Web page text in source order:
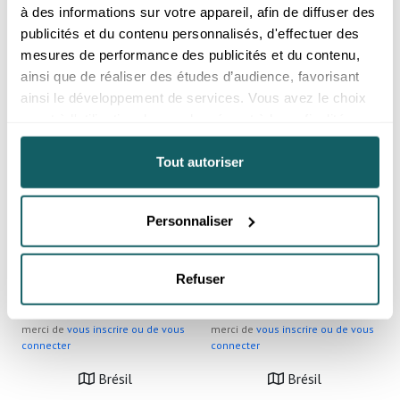
à des informations sur votre appareil, afin de diffuser des
publicités et du contenu personnalisés, d'effectuer des
mesures de performance des publicités et du contenu,
ainsi que de réaliser des études d’audience, favorisant
ainsi le développement de services. Vous avez le choix
Vous pouvez modifier ou retirer votre consentement à
tout moment en consultant la Déclaration relative aux
cookies ou en cliquant sur l'icône de confidentialité.
Si vous le permettez, nous aimerions également :
Collecter des informations sur votre localisation
géographique qui peuvent être précises à plusieurs
pour en relever les caractéristiques spécifiques
Pour en savoir plus sur le traitement de vos données
Tout autoriser
Personnaliser
Refuser
connecter
Brésil
merci de
vous inscrire ou de vous
connecter
Brésil
Fil de perles 04mm cornaline
merci de vous inscrire ou de vous
connecter
Brésil
Fil de perles 04mm cornaline
merci de vous inscrire ou de vous
connecter
Brésil